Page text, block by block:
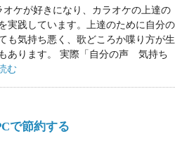
ケが好きになり、カラオケの上達の
実践しています。上達のために自分の
も気持ち悪く、歌どころか喋り方が生
あります。 実際「自分の声 気持ち
む
で節約する